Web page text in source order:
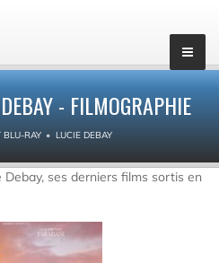
- FILMOGRAPHIE
BLU-RAY LUCIE DEBAY
ses derniers films sortis en